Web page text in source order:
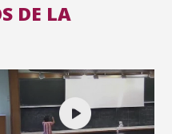
DE LA